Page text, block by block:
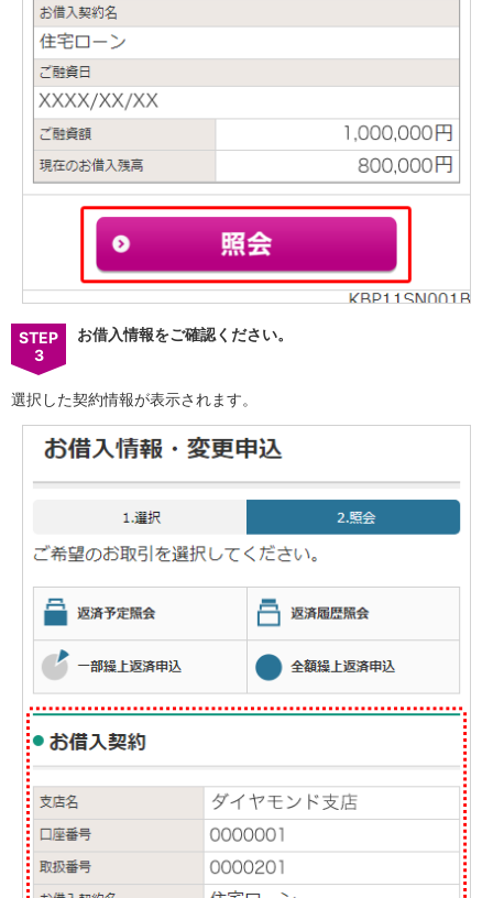
支払・入金TOP
AEON Pay
口座振替サービス
自動入金サービス
WEB即時決済サービス
スマホ決済アプリ
公営競技
サービス
Myステージ
相続・税務のご相談
電子マネーWAON
セキュリティ
インボイス
その他サービス
手数料
金利
キャンペーン
店舗・ATM
岩手県
秋田県
福島県
関東／北陸・甲信越
茨城県
栃木県
群馬県
埼玉県
千葉県
東京都
神奈川県
新潟県
富山県
STEP
3
お借入情報をご確認ください。
選択した契約情報が表示されます。